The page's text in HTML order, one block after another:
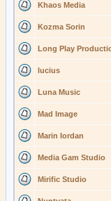
Khaos Media
Kozma Sorin
Long Play
lucius
Luna Music
Mad Image
Marin Iordan
Media Gam Studio
Mirific Studio